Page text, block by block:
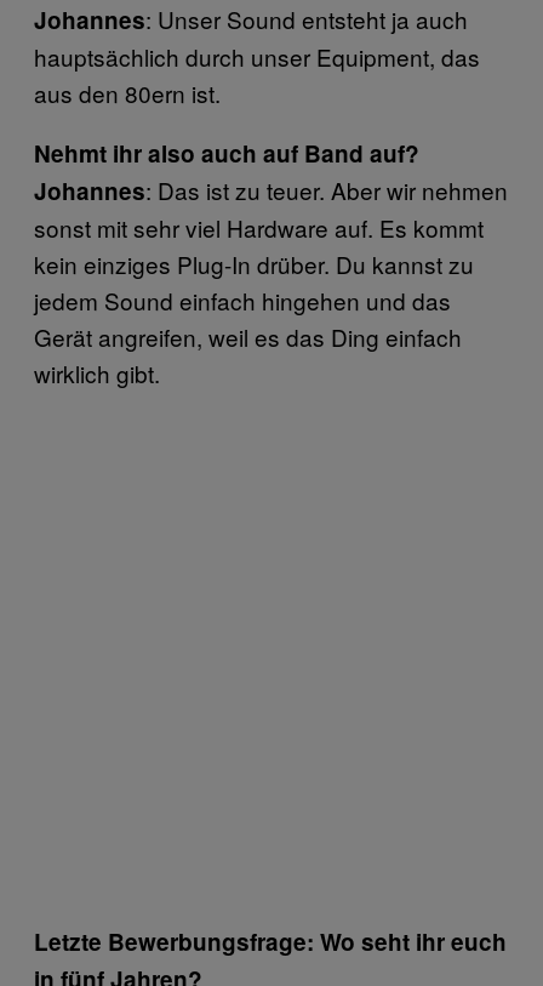
Johannes: Unser Sound entsteht ja auch
hauptsächlich durch unser Equipment, das
aus den 80ern ist.
Nehmt ihr also auch auf Band auf?
Johannes: Das ist zu teuer. Aber wir nehmen
sonst mit sehr viel Hardware auf. Es kommt
kein einziges Plug-In drüber. Du kannst zu
jedem Sound einfach hingehen und das
Gerät angreifen, weil es das Ding einfach
wirklich gibt.
Letzte Bewerbungsfrage: Wo seht ihr euch
in fünf Jahren?